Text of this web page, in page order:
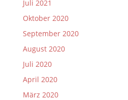
Juli 2021
Oktober 2020
September 2020
August 2020
Juli 2020
April 2020
März 2020